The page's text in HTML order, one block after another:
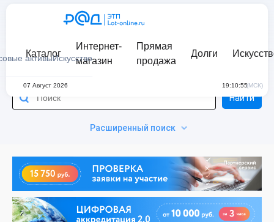
активыИскусство
Каталог
Интернет-
магазин
Прямая
продажа
Долги
07 Август 2026 19:10:55(МСК)
Расширенный поиск
Найти